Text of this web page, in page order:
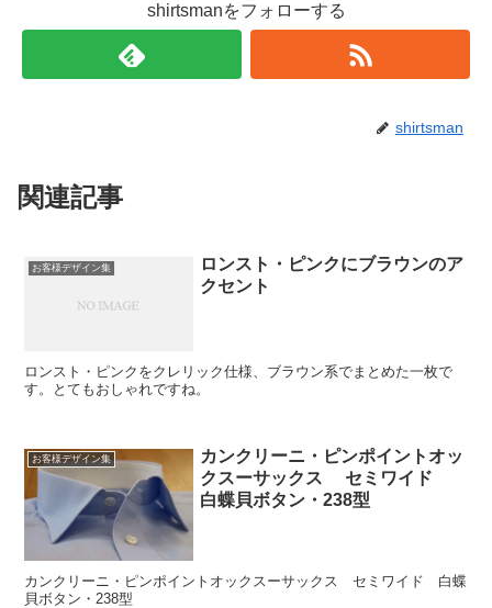
shirtsmanをフォローする
shirtsman
関連記事
お客様デザイン集
ロンスト・ピンクにブラウンのア
クセント
ロンスト・ピンクをクレリック仕様、ブラウン系でまとめた一枚で
す。とてもおしゃれですね。
お客様デザイン集
カンクリーニ・ピンポイントオッ
クスーサックス セミワイド
白蝶貝ボタン・238型
カンクリーニ・ピンポイントオックスーサックス セミワイド 白蝶
貝ボタン・238型